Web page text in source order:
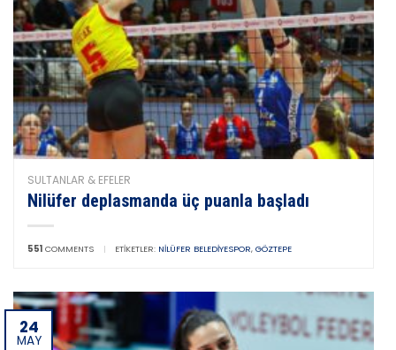
SULTANLAR & EFELER
Nilüfer deplasmanda üç puanla başladı
551 COMMENTS | ETIKETLER: NILÜFER BELEDIYESPOR, GÖZTEPE
24
MAY